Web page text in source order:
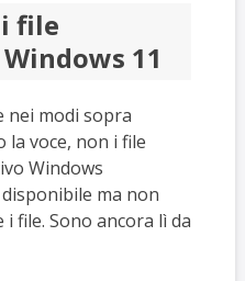
file
11
nei modi sopra
la voce, non i file
Windows
ma non
file. Sono ancora lì da